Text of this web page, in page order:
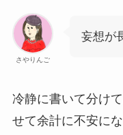
さやりんご
妄想が
冷静に書いて分け
せて余計に不安に